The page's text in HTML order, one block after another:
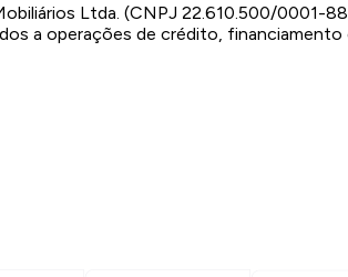
Ltda. (CNPJ 22.610.500/0001-
a operações de crédito, financiamento